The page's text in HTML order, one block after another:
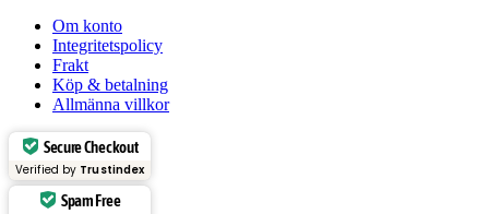
Om konto
Integritetspolicy
Frakt
Köp & betalning
Allmänna villkor
Secure Checkout
Verified by Trustindex
Spam Free